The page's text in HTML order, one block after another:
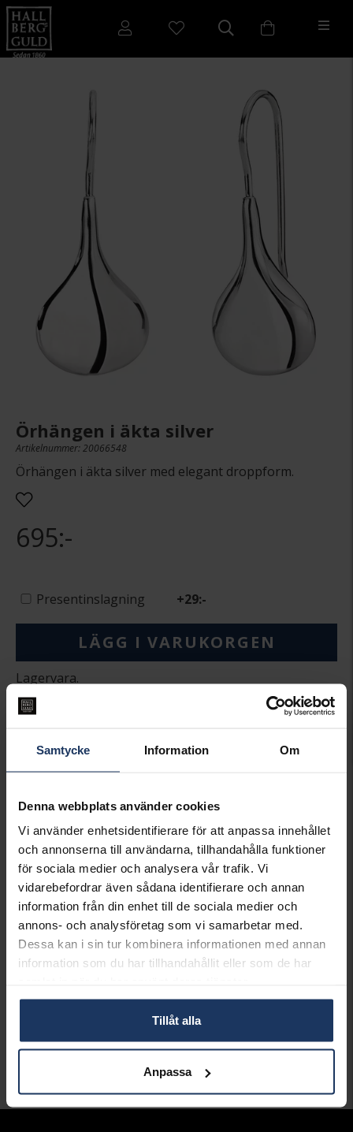
Samtycke Information Om
Denna webbplats använder cookies
Vi använder enhetsidentifierare för att anpassa innehållet
och annonserna till användarna, tillhandahålla funktioner
för sociala medier och analysera vår trafik. Vi
vidarebefordrar även sådana identifierare och annan
information från din enhet till de sociala medier och
annons- och analysföretag som vi samarbetar med.
Dessa kan i sin tur kombinera informationen med annan
information som du har tillhandahållit eller som de har
Tillåt alla
Anpassa
Örhängen i äkta silver
Artikelnummer: 20066548
Örhängen i äkta silver med elegant droppform.
695:-
Presentinslagning +29:-
LÄGG I VARUKORGEN
Lagervara.
Leveranstid 2-5 arbetsdagar.
Öppet köp i 30 dagar vid onlineköp.
INFO
BREDD CA (MM)
VARUMÄRKE
Posh
MATERIAL
Silver
Matchande produkter och andra varianter
895:-
Andra köpte även